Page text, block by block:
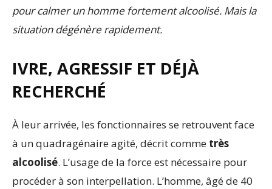
pour calmer un homme fortement alcoolisé. Mais la
situation dégénère rapidement.
IVRE, AGRESSIF ET DÉJÀ
RECHERCHÉ
À leur arrivée, les fonctionnaires se retrouvent face
à un quadragénaire agité, décrit comme très
alcoolisé. L’usage de la force est nécessaire pour
procéder à son interpellation. L’homme, âgé de 40